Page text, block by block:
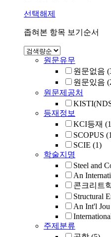
선택해제
좁혀본 항목 보기순서
원문유무
원문없음
원문있음
원문제공처
등재정보
KCI등재
SCOPUS
SCIE (1)
학술지명
Steel and
An
콘크리트
Structural
An Int'l Jou
주제분류